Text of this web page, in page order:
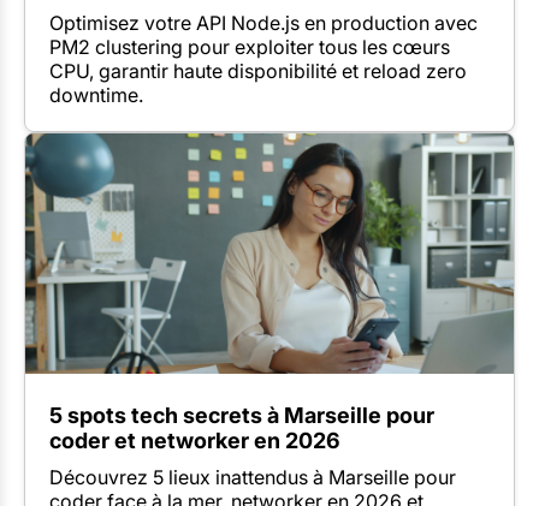
Optimisez votre API Node.js en production avec
PM2 clustering pour exploiter tous les cœurs
CPU, garantir haute disponibilité et reload zero
downtime.
5 spots tech secrets à Marseille pour
coder et networker en 2026
Découvrez 5 lieux inattendus à Marseille pour
coder face à la mer, networker en 2026 et